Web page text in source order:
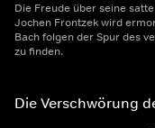
Die Freude über seine
Jochen Frontzek wird
Bach folgen der Spur des
zu finden.
Die Verschwörung